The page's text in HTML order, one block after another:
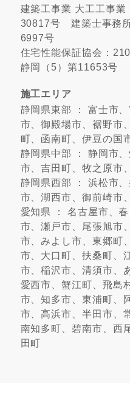
建築工事業 大工工事
30817号 建築士事務
6997号
住宅性能保証協会：
静岡（5）第11653号
施工エリア
静岡県東部 ： 富士市
市、御殿場市、裾野市
町、函南町、伊豆の国
静岡県中部 ： 静岡市
市、吉田町、牧之原市
静岡県西部 ： 浜松市
市、湖西市、御前崎市
愛知県 ： 名古屋市、
市、瀬戸市、尾張旭市
市、みよし市、東郷町
市、大口町、扶桑町、
市、稲沢市、清須市、
愛西市、蟹江町、飛島
市、知多市、東浦町、
市、高浜市、半田市、
南知多町、碧南市、西
田町